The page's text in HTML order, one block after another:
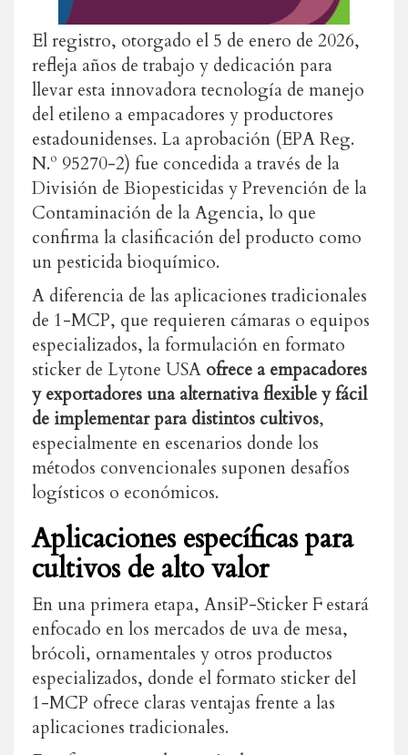
El registro, otorgado el 5 de enero de 2026,
refleja años de trabajo y dedicación para
llevar esta innovadora tecnología de manejo
del etileno a empacadores y productores
estadounidenses. La aprobación (EPA Reg.
N.º 95270-2) fue concedida a través de la
División de Biopesticidas y Prevención de la
Contaminación de la Agencia, lo que
confirma la clasificación del producto como
un pesticida bioquímico.
A diferencia de las aplicaciones tradicionales
de 1-MCP, que requieren cámaras o equipos
especializados, la formulación en formato
sticker de Lytone USA ofrece a empacadores
y exportadores una alternativa flexible y fácil
de implementar para distintos cultivos,
especialmente en escenarios donde los
métodos convencionales suponen desafíos
logísticos o económicos.
Aplicaciones específicas para
cultivos de alto valor
En una primera etapa, AnsiP-Sticker F estará
enfocado en los mercados de uva de mesa,
brócoli, ornamentales y otros productos
especializados, donde el formato sticker del
1-MCP ofrece claras ventajas frente a las
aplicaciones tradicionales.